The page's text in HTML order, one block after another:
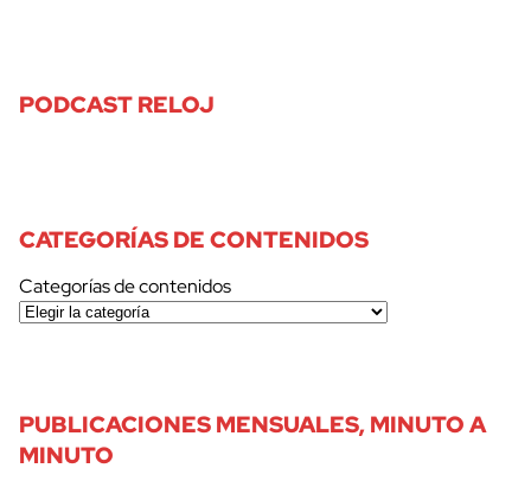
PODCAST RELOJ
CATEGORÍAS DE CONTENIDOS
Categorías de contenidos
PUBLICACIONES MENSUALES, MINUTO A
MINUTO